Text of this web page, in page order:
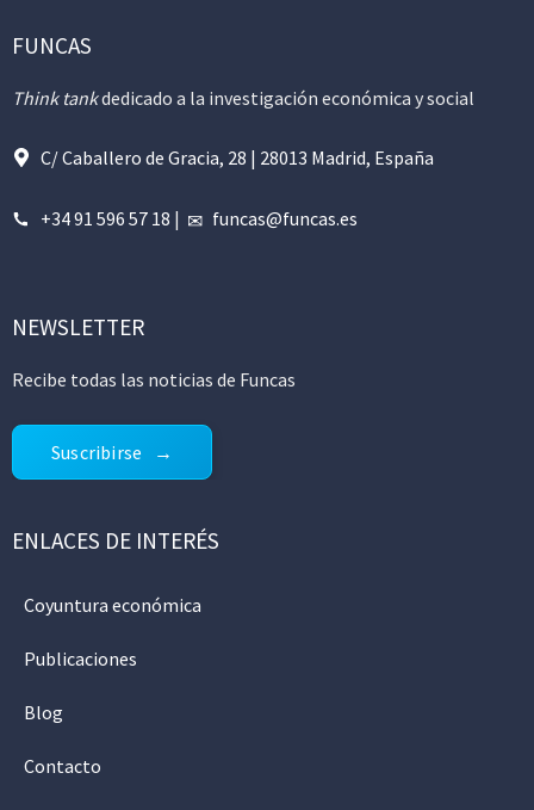
FUNCAS
Think tankdedicado a la investigación económica y social
C/ Caballero de Gracia, 28 | 28013 Madrid, España
+34 91 596 57 18 | funcas@funcas.es
NEWSLETTER
Recibe todas las noticias de Funcas
Suscribirse
ENLACES DE INTERÉS
Coyuntura económica
Publicaciones
Blog
Contacto